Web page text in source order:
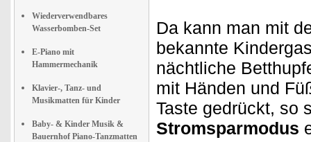
Wiederverwendbares
Wasserbomben-Set
E-Piano mit
Hammermechanik
Klavier-, Tanz- und
Musikmatten für Kinder
Baby- & Kinder Musik &
Bauernhof Piano-Tanzmatten
Da kann man mit
bekannte
nächtliche
mit Händen und
Taste gedrückt, so
Stromsparmodus